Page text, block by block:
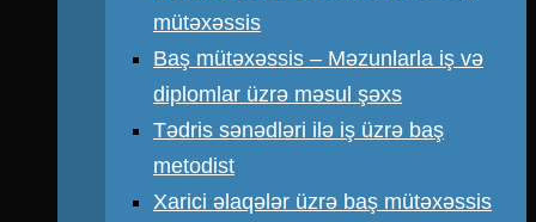
mütəxəssis
Baş mütəxəssis – Məzunlarla iş və
diplomlar üzrə məsul şəxs
Tədris sənədləri ilə iş üzrə baş
metodist
Xarici əlaqələr üzrə baş mütəxəssis